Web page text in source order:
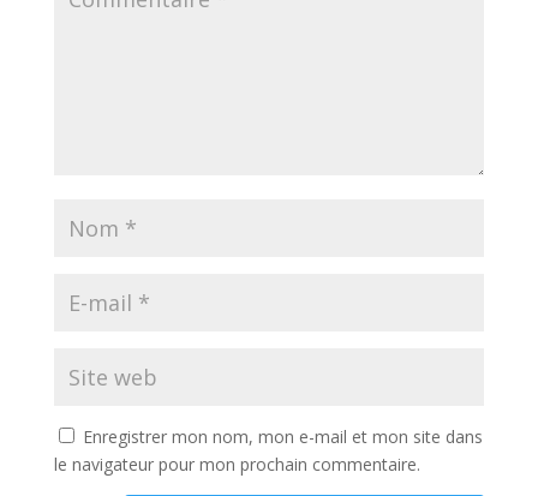
Enregistrer mon nom, mon e-mail et mon site dans
le navigateur pour mon prochain commentaire.